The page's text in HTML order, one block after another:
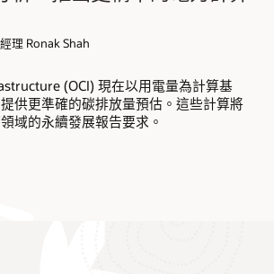
理 Ronak Shah
(OCI) 現在以用電量為計算基
供更準確的碳排放量預估。這些計算將
域的永續發展報告要求。